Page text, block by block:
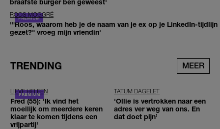
braafste burger ben geweest'
ROOS MOGGRÉ
'"Roos, waarom heb je de naam van je ex op je LinkedIn-tijdlijn
gezet?" vroeg mijn vriendin'
TRENDING MEER
LIEVE HELEEN
Fred (55): 'Ik vind het
moeilijk om meerdere keren
klaar te komen tijdens een
vrijpartij'
TATUM DAGELET
'Ollie is vertrokken naar een
adres ver weg van ons. En
dat doet pijn’